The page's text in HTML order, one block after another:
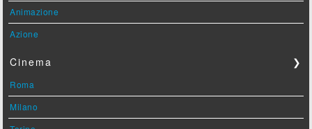
Animazione
Azione
Cinema ❯
Roma
Milano